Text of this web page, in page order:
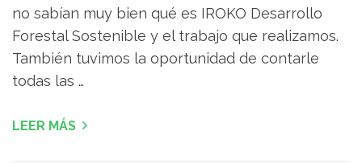
no sabían muy bien qué es IROKO Desarrollo
Forestal Sostenible y el trabajo que realizamos.
También tuvimos la oportunidad de contarle
todas las …
LEER MÁS